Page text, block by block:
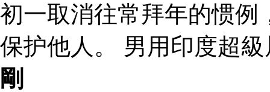
初一取消往常拜年的惯例
保护他人。 男用印度超
剛